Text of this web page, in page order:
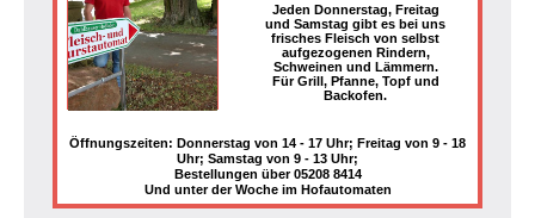
Jeden Donnerstag, Freitag
und Samstag gibt es bei uns
frisches Fleisch von selbst
aufgezogenen Rindern,
Schweinen und Lämmern.
Für Grill, Pfanne, Topf und
Backofen.
Öffnungszeiten: Donnerstag von 14 - 17 Uhr; Freitag von 9 - 18
Uhr; Samstag von 9 - 13 Uhr;
Bestellungen über 05208 8414
Und unter der Woche im Hofautomaten